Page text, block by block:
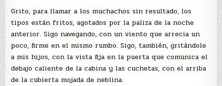
Grito, para llamar a los muchachos sin resultado, los
tipos están fritos, agotados por la paliza de la noche
anterior. Sigo navegando, con un viento que arrecia un
poco, firme en el mismo rumbo. Sigo, también, gritándole
a mis hijos, con la vista fija en la puerta que comunica el
debajo caliente de la cabina y las cuchetas, con el arriba
de la cubierta mojada de neblina.